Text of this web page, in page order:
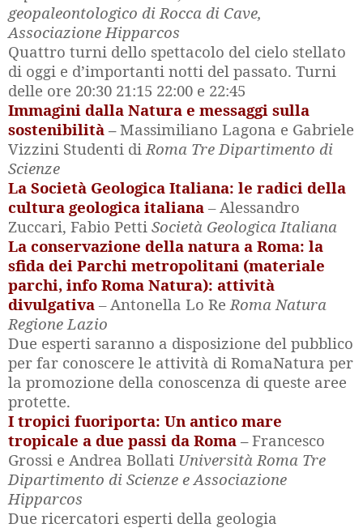
geopaleontologico di Rocca di Cave,
Associazione Hipparcos
Quattro turni dello spettacolo del cielo stellato
di oggi e d’importanti notti del passato. Turni
delle ore 20:30 21:15 22:00 e 22:45
Immagini dalla Natura e messaggi sulla
sostenibilità –Massimiliano Lagona e Gabriele
Vizzini Studenti di Roma Tre Dipartimento di
Scienze
La Società Geologica Italiana: le radici della
cultura geologica italiana – Alessandro
Zuccari, Fabio Petti Società Geologica Italiana
La conservazione della natura a Roma: la
sfida dei Parchi metropolitani (materiale
parchi, info Roma Natura): attività
divulgativa – Antonella Lo Re Roma Natura
Regione Lazio
Due esperti saranno a disposizione del pubblico
per far conoscere le attività di RomaNatura per
la promozione della conoscenza di queste aree
protette.
I tropici fuoriporta: Un antico mare
tropicale a due passi da Roma –Francesco
Grossi e Andrea Bollati Università Roma Tre
Dipartimento di Scienze e Associazione
Hipparcos
Due ricercatori esperti della geologia